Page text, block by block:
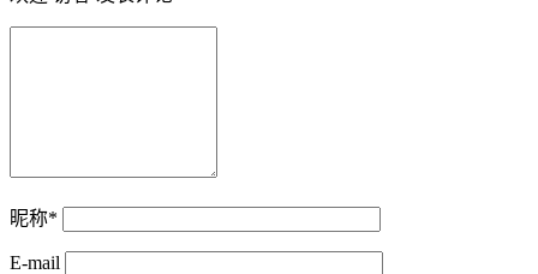
昵称*
E-mail